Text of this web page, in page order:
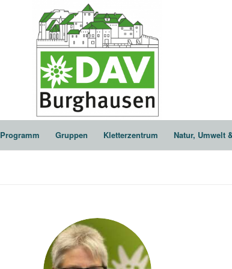
Programm Gruppen Kletterzentrum Natur, Umwelt